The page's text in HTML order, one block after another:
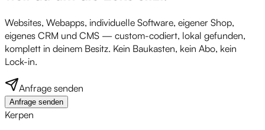
Websites, Webapps, individuelle Software, eigener Shop,
eigenes CRM und CMS — custom-codiert, lokal gefunden,
komplett in deinem Besitz. Kein Baukasten, kein Abo, kein
Lock-in.
Anfrage senden
Anfrage senden
Kerpen